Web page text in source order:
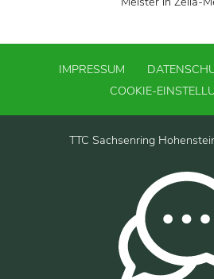
IMPRESSUM
COOKIE-
TTC Sachsenring